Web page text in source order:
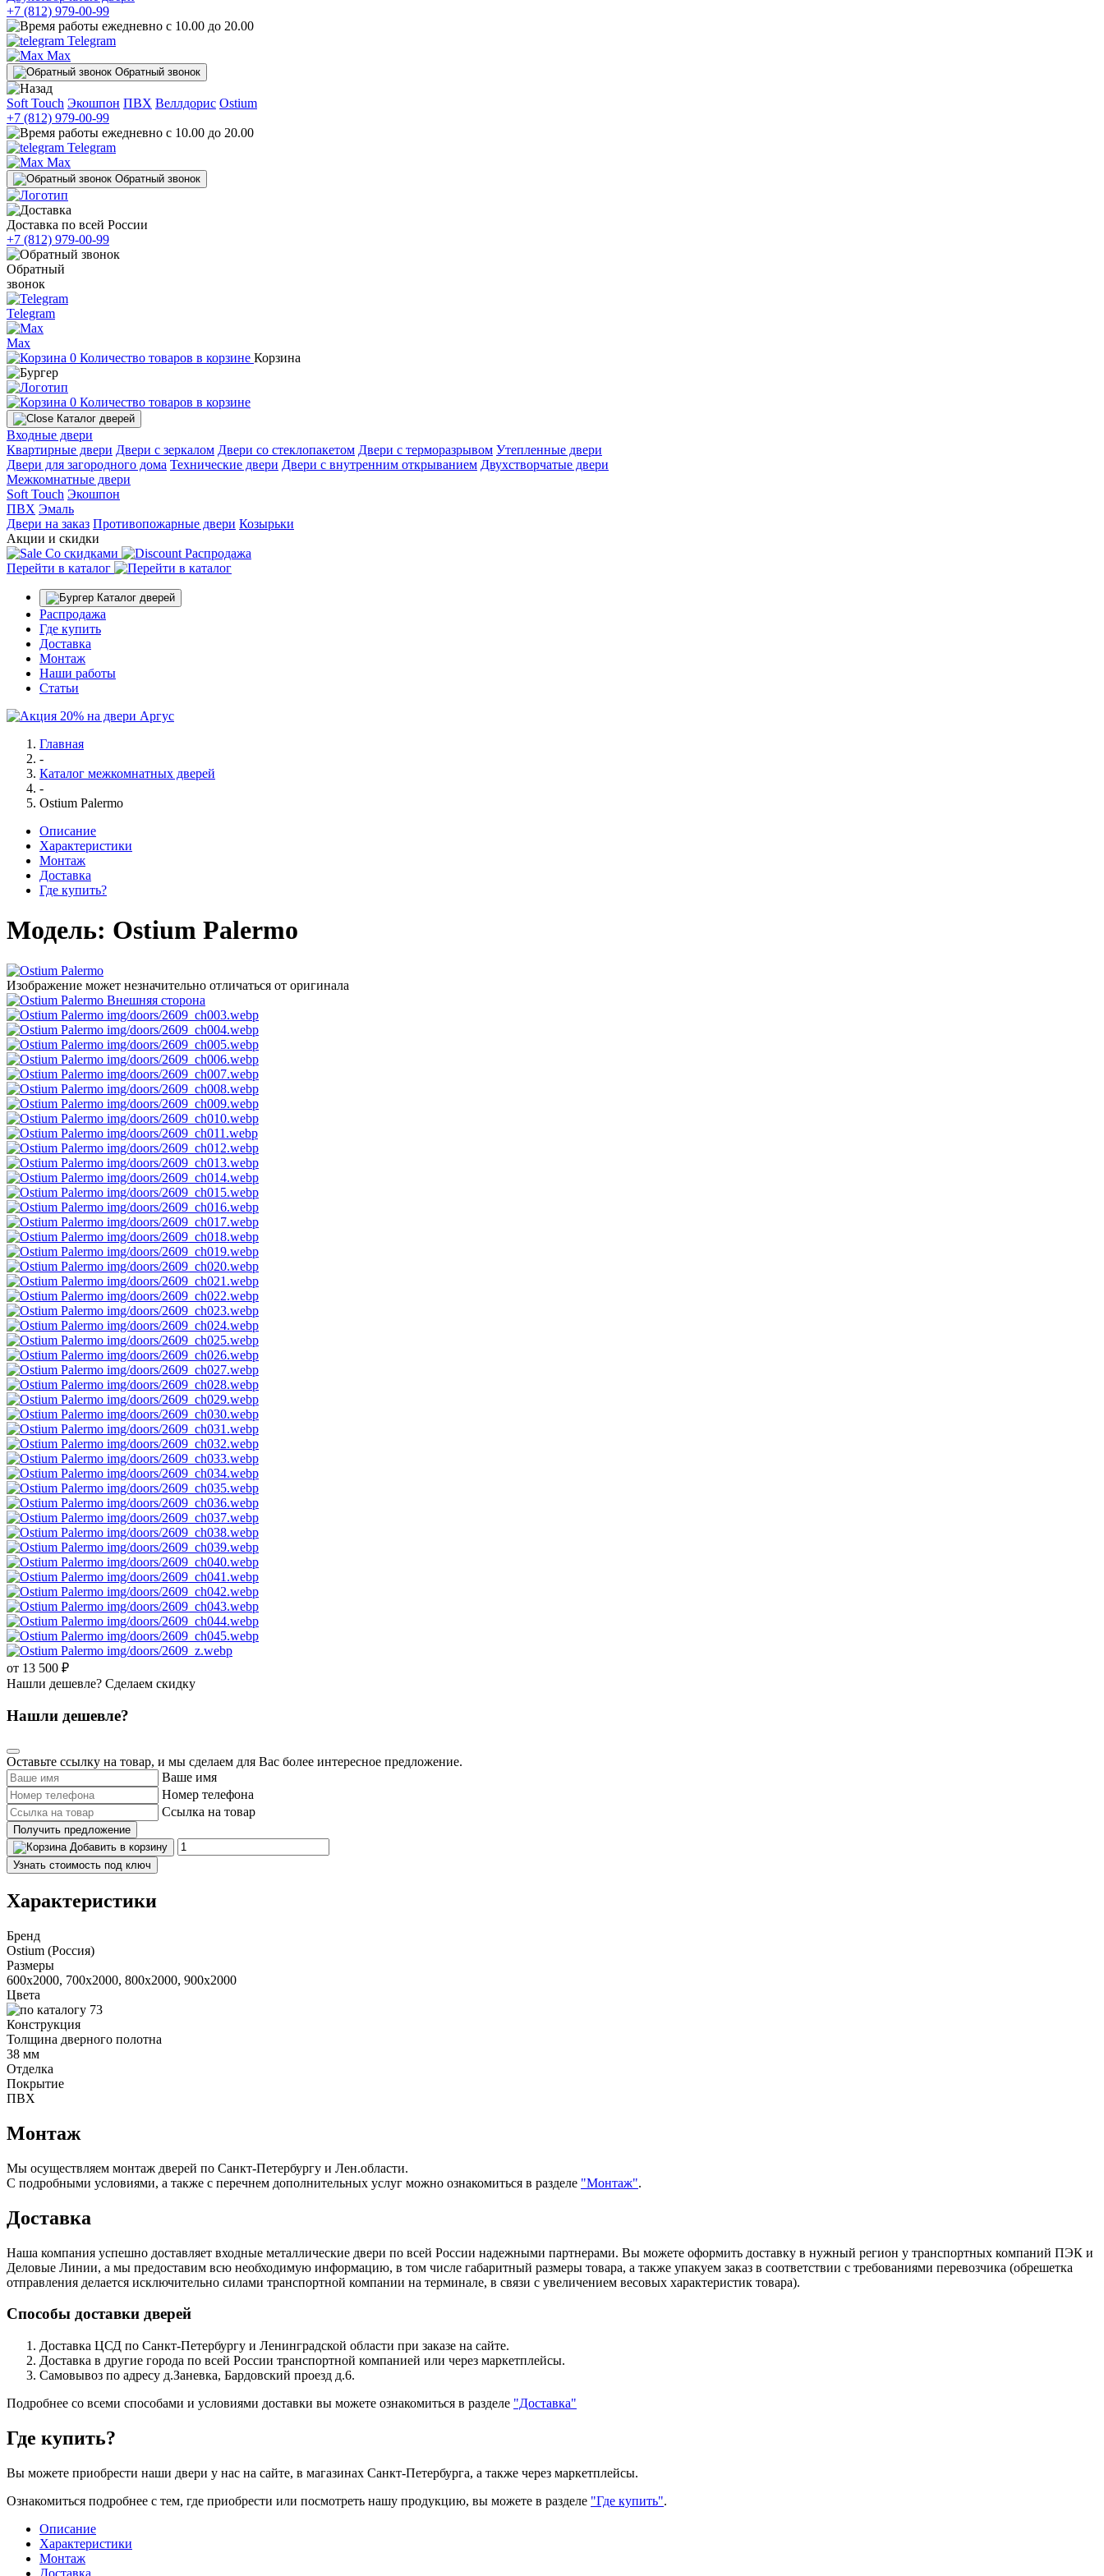
+7 (812) 979-00-99
ежедневно с 10.00 до 20.00
Telegram
Max
Обратный звонок
Soft Touch Экошпон ПВХ Веллдорис Ostium
+7 (812) 979-00-99
ежедневно с 10.00 до 20.00
Telegram
Max
Обратный звонок
Доставка по всей России
+7 (812) 979-00-99
Обратный
звонок
Telegram
Max
0 Количество товаров в корзине Корзина
0 Количество товаров в корзине
Каталог дверей
Входные двери
Квартирные двери Двери с зеркалом Двери со стеклопакетом Двери с терморазрывом Утепленные двери
Двери для загородного дома Технические двери Двери с внутренним открыванием Двухстворчатые двери
Межкомнатные двери
Soft Touch Экошпон
ПВХ Эмаль
Двери на заказ Противопожарные двери Козырьки
Акции и скидки
Со скидками
Распродажа
Перейти в каталог
Каталог дверей
Распродажа
Где купить
Доставка
Монтаж
Наши работы
Статьи
Главная
-
Каталог межкомнатных дверей
-
Ostium Palermo
Описание
Характеристики
Монтаж
Доставка
Где купить?
Модель: Ostium Palermo
Изображение может незначительно отличаться от оригинала
от 13 500 ₽
Нашли дешевле? Сделаем скидку
Нашли дешевле?
Оставьте ссылку на товар, и мы сделаем для Вас более интересное предложение.
Ваше имя
Номер телефона
Ссылка на товар
Получить предложение
Добавить в корзину
Узнать стоимость под ключ
Характеристики
Бренд
Ostium (Россия)
Размеры
600x2000, 700x2000, 800x2000, 900x2000
Цвета
Конструкция
Толщина дверного полотна
38 мм
Отделка
Покрытие
ПВХ
Монтаж
Мы осуществляем монтаж дверей по Санкт-Петербургу и Лен.области.
С подробными условиями, а также с перечнем дополнительных услуг можно ознакомиться в разделе "Монтаж".
Доставка
Наша компания успешно доставляет входные металлические двери по всей России надежными партнерами. Вы можете оформить доставку в нужный регион у транспортных компаний ПЭК и
Деловые Линии, а мы предоставим всю необходимую информацию, в том числе габаритный размеры товара, а также упакуем заказ в соответствии с требованиями перевозчика (обрешетка
отправления делается исключительно силами транспортной компании на терминале, в связи с увеличением весовых характеристик товара).
Способы доставки дверей
Доставка ЦСД по Санкт-Петербургу и Ленинградской области при заказе на сайте.
Доставка в другие города по всей России транспортной компанией или через маркетплейсы.
Самовывоз по адресу д.Заневка, Бардовский проезд д.6.
Подробнее со всеми способами и условиями доставки вы можете ознакомиться в разделе "Доставка"
Где купить?
Вы можете приобрести наши двери у нас на сайте, в магазинах Санкт-Петербурга, а также через маркетплейсы.
Ознакомиться подробнее с тем, где приобрести или посмотреть нашу продукцию, вы можете в разделе "Где купить".
Описание
Характеристики
Монтаж
Доставка